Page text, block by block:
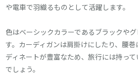
や電車で羽織るものとして活躍します。
色はベーシックカラーであるブラックや
す。カーディガンは肩掛けにしたり、腰
ディネートが豊富なため、旅行には持っ
でしょう。